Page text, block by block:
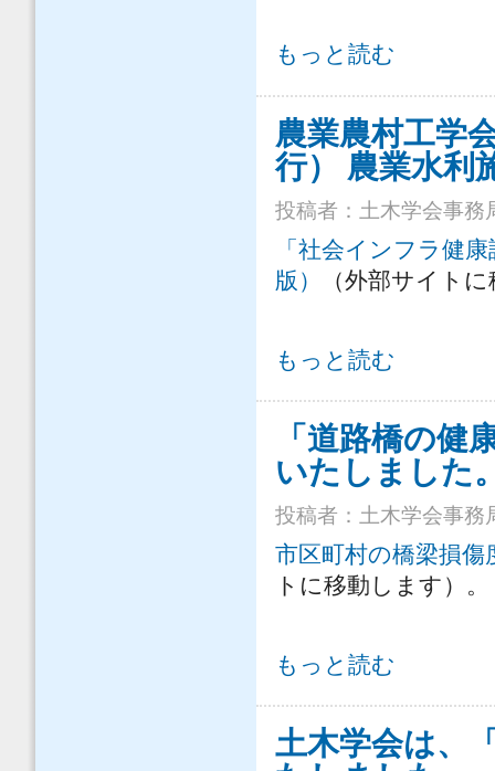
土木学会は、「2022インフラ健康
もっと読む
農業農村工学
行） 農業水利
投稿者： 土木学会事務
「社会インフラ健
版）
（外部サイト
農業農村工学会は「社会インフラ
もっと読む
「道路橋の健
いたしました
投稿者： 土木学会事務
市区町村の橋梁損
トに移動します）。
「道路橋の健康状態に関する市町
もっと読む
土木学会は、